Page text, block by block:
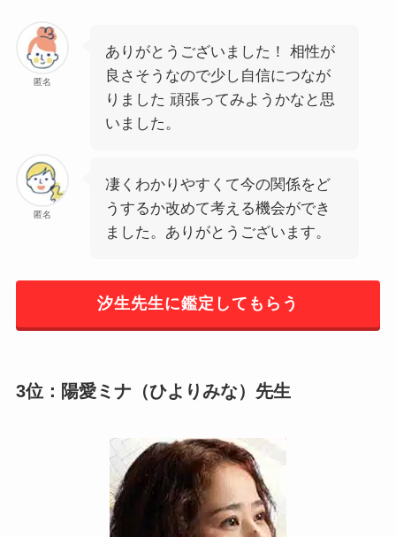
匿名
ありがとうございました！ 相性が
良さそうなので少し自信につなが
りました 頑張ってみようかなと思
いました。
匿名
凄くわかりやすくて今の関係をど
うするか改めて考える機会ができ
ました。ありがとうございます。
汐生先生に鑑定してもらう
3位：陽愛ミナ（ひよりみな）先生